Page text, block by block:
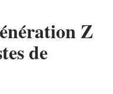
Z
de